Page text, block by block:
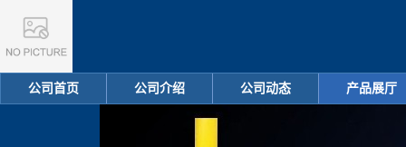
公司首页 公司介绍 公司动态 产品展厅